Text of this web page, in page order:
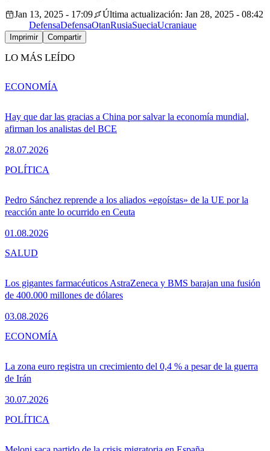
Jan 13, 2025 - 17:09
Última actualización: Jan 28, 2025 - 08:42
DefensaDefensaOtanRusiaSueciaUcraniaue
Imprimir Compartir
LO MÁS LEÍDO
Hay que dar las gracias a China por salvar la economía mundial,
afirman los analistas del BCE
28.07.2026
ECONOMÍA
Pedro Sánchez reprende a los aliados «egoístas» de la UE por la
reacción ante lo ocurrido en Ceuta
01.08.2026
POLÍTICA
Los gigantes farmacéuticos AstraZeneca y BMS barajan una fusión
de 400.000 millones de dólares
03.08.2026
SALUD
La zona euro registra un crecimiento del 0,4 % a pesar de la guerra
de Irán
30.07.2026
ECONOMÍA
POLÍTICA